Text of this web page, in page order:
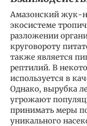
Амазонский жук-
экосистеме
разложении
круговороту
также является
рептилий. В
используется в
Однако, вырубка
угрожают
принимать меры
уникального